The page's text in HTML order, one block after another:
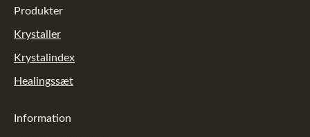
Produkter
Krystaller
Krystalindex
Healingssæt
Information